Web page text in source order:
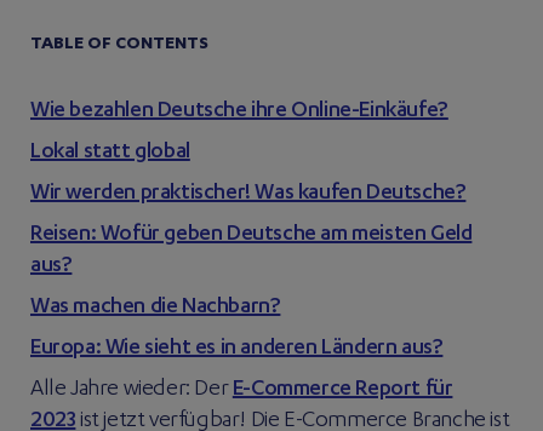
Alle Jahre wieder: Der E-Commerce Report für
2023 ist jetzt verfügbar! Die E-Commerce Branche ist
TABLE OF CONTENTS
Wie bezahlen Deutsche ihre Online-Einkäufe?
Lokal statt global
Wir werden praktischer! Was kaufen Deutsche?
Reisen: Wofür geben Deutsche am meisten Geld
aus?
Was machen die Nachbarn?
Europa: Wie sieht es in anderen Ländern aus?